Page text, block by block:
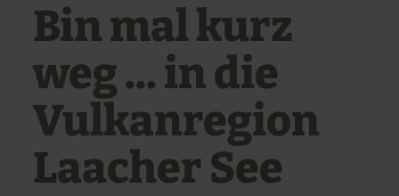
Bin mal kurz
weg ... in die
Vulkanregion
Laacher See